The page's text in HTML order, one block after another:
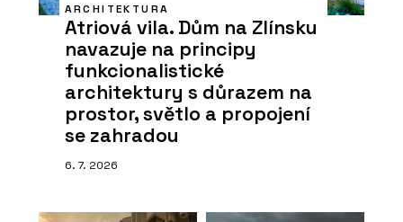
ARCHITEKTURA
Atriová vila. Dům na Zlínsku
navazuje na principy
funkcionalistické
architektury s důrazem na
prostor, světlo a propojení
se zahradou
6. 7. 2026